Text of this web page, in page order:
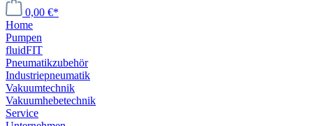
0,00 €*
Home
Pumpen
fluidFIT
Pneumatikzubehör
Industriepneumatik
Vakuumtechnik
Vakuumhebetechnik
Service